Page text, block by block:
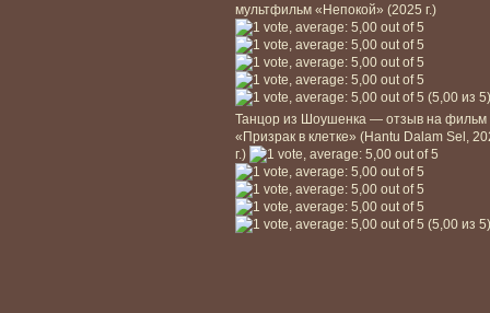
мультфильм «Непокой» (2025 г.)
(5,00 из 5)
Танцор из Шоушенка — отзыв на фильм
«Призрак в клетке» (Hantu Dalam Sel,
г.)
(5,00 из 5)